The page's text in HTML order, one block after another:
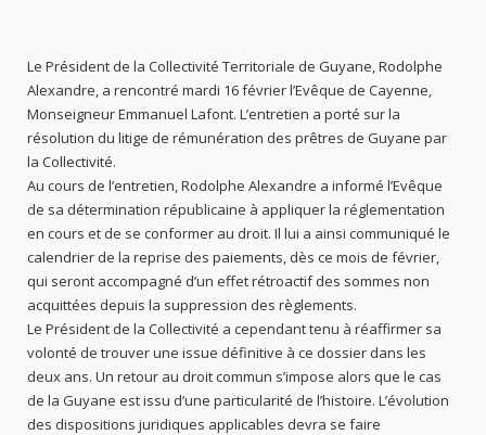
Le Président de la Collectivité Territoriale de Guyane, Rodolphe
Alexandre, a rencontré mardi 16 février l’Evêque de Cayenne,
Monseigneur Emmanuel Lafont. L’entretien a porté sur la
résolution du litige de rémunération des prêtres de Guyane par
la Collectivité.
Au cours de l’entretien, Rodolphe Alexandre a informé l’Evêque
de sa détermination républicaine à appliquer la réglementation
en cours et de se conformer au droit. Il lui a ainsi communiqué le
calendrier de la reprise des paiements, dès ce mois de février,
qui seront accompagné d’un effet rétroactif des sommes non
acquittées depuis la suppression des règlements.
Le Président de la Collectivité a cependant tenu à réaffirmer sa
volonté de trouver une issue définitive à ce dossier dans les
deux ans. Un retour au droit commun s’impose alors que le cas
de la Guyane est issu d’une particularité de l’histoire. L’évolution
des dispositions juridiques applicables devra se faire